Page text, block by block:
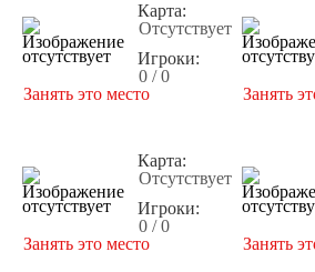
Карта:
Отсутствует
Игроки:
0 / 0
Занять это место
Занять
Карта:
Отсутствует
Игроки:
0 / 0
Занять это место
Занять